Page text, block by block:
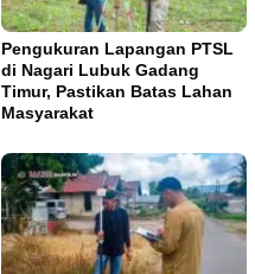
Pengukuran Lapangan PTSL
di Nagari Lubuk Gadang
Timur, Pastikan Batas Lahan
Masyarakat